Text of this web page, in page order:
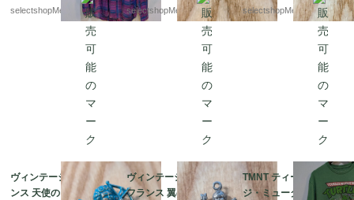
コットン
selectshopMerci. selectshopMerci.
ーグ リング デッドスト
selectshopMerci.
ヴィンテージ レア フラ
ンス 天使のブローチ
ヴィンテージ チャーム
フランス 翼のある天使
TMNT ティーンエイ
ジ・ミュータント・ニ